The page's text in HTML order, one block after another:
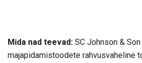
Mida nad teevad: SC Johnson &
majapidamistoodete rahvusvaheline